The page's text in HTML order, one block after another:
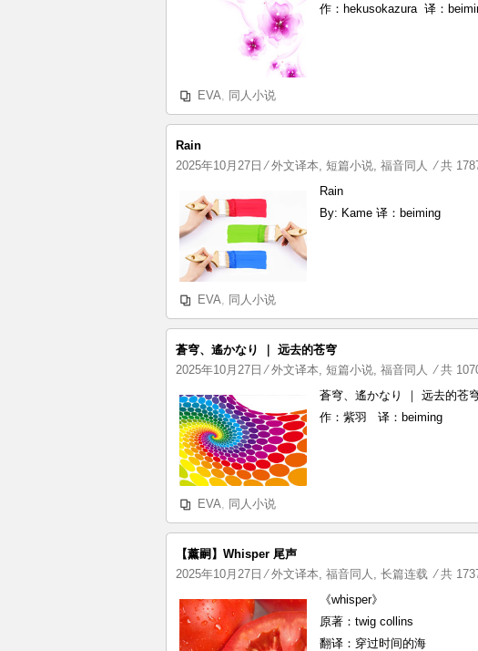
忆
作：hekusokazura 译：
EVA, 同人小说
Rain
2025年10月27日 ⁄外文译本, 短篇小说, 福音同人 ⁄ 共
Rain
By: Kame 译：beiming
EVA, 同人小说
蒼穹、遙かなり ｜ 远去的苍穹
2025年10月27日 ⁄外文译本, 短篇小说, 福音同人 ⁄ 共
蒼穹、遙かなり ｜ 远去的苍
作：紫羽 译：beiming
EVA, 同人小说
【薰嗣】Whisper 尾声
2025年10月27日 ⁄外文译本, 福音同人 , 长篇连载 ⁄ 共
《whisper》
原著：twig collins
翻译：穿过时间的海